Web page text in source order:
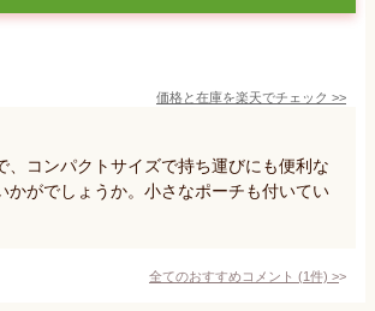
価格と在庫を楽天でチェック >>
、コンパクトサイズで持ち運びにも便利な
かがでしょうか。小さなポーチも付いてい
全てのおすすめコメント (1件) >